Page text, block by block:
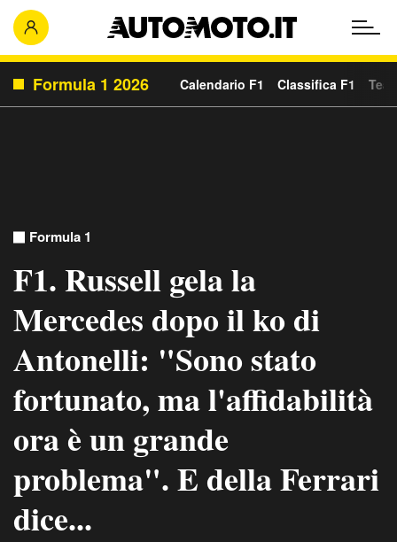
Formula 1 2026 Calendario F1 Classifica F1
Formula 1
F1. Russell gela la
Mercedes dopo il ko di
Antonelli: "Sono stato
fortunato, ma l'affidabilità
ora è un grande
problema". E della Ferrari
dice...